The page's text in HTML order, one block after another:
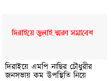
দিরাইয়ে এমপি নাছির চৌধুরীর
জনসভায় কম উপস্থিতি নিয়ে